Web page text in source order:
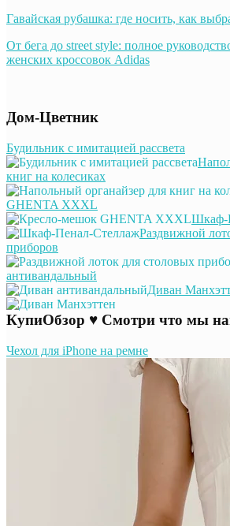
Гавайская рубашка: где носить, как
От бега до street style: полное
женских кроссовок Adidas
Дом-Цветник
Будильник с имитацией рассвета
книг на колесиках
GHENTA XXXL
Шкаф-
Раздвижной
приборов
антивандальный
Диван
КупиОбзор ♥ Смотри что мы
Чехол для iPhone на ремне